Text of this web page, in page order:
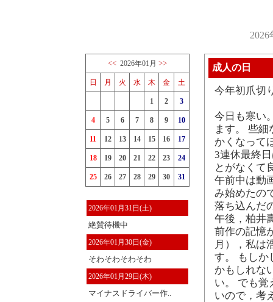
<< 2026年01月 >>
日 月 火 水 木 金 土
1 2 3
4 5 6 7 8 9 10
11 12 13 14 15 16 17
18 19 20 21 22 23 24
25 26 27 28 29 30 31
2026年01月31日(土)
絶賛待機中
2026年01月30日(金)
そわそわそわそわ
2026年01月29日(木)
マイナスドライバー作..
成人の日
今年初爪切
今日も寒い
ます。 些
かくなって
3連休最終
とがなくて
午前中は動
み始めたの
落ち込んだ
午後，柏井
前作の記憶
月），私は
す。 もしか
かもしれな
い。 でも覚
いので，考